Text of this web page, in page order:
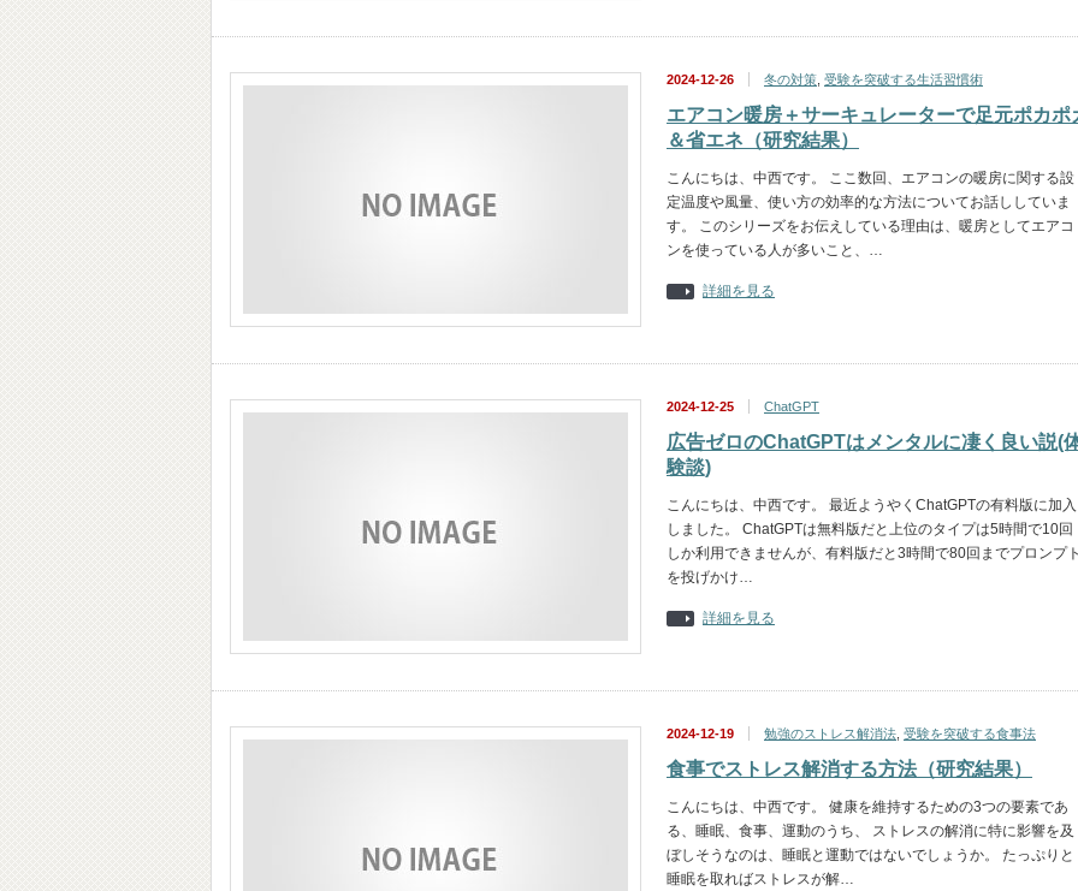
2024-12-26 冬の対策 受験を突破する生活習慣術
エアコン暖房＋サーキュレーターで足元ポカポ
＆省エネ（研究結果）
こんにちは、中西です。 ここ数回、エアコンの暖房に関する設
定温度や風量、使い方の効率的な方法についてお話ししていま
す。 このシリーズをお伝えしている理由は、暖房としてエアコ
ンを使っている人が多いこと、…
詳細を見る
2024-12-25 ChatGPT
広告ゼロのChatGPTはメンタルに凄く良い説(
験談)
こんにちは、中西です。 最近ようやくChatGPTの有料版に加入
しました。 ChatGPTは無料版だと上位のタイプは5時間で10回
しか利用できませんが、有料版だと3時間で80回までプロンプ
を投げかけ…
詳細を見る
2024-12-19 勉強のストレス解消法 受験を突破する食事法
食事でストレス解消する方法（研究結果）
こんにちは、中西です。 健康を維持するための3つの要素であ
る、睡眠、食事、運動のうち、 ストレスの解消に特に影響を及
ぼしそうなのは、睡眠と運動ではないでしょうか。 たっぷりと
睡眠を取ればストレスが解…